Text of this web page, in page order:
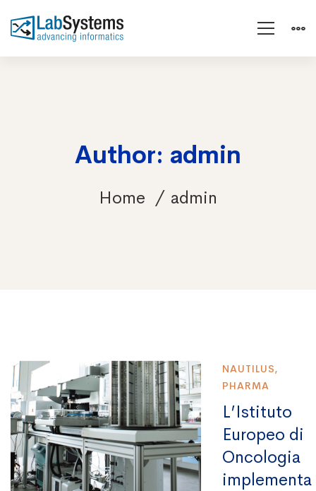
Author: admin
Home admin
NAUTILUS,
PHARMA
L’Istituto
Europeo di
Oncologia
implementa